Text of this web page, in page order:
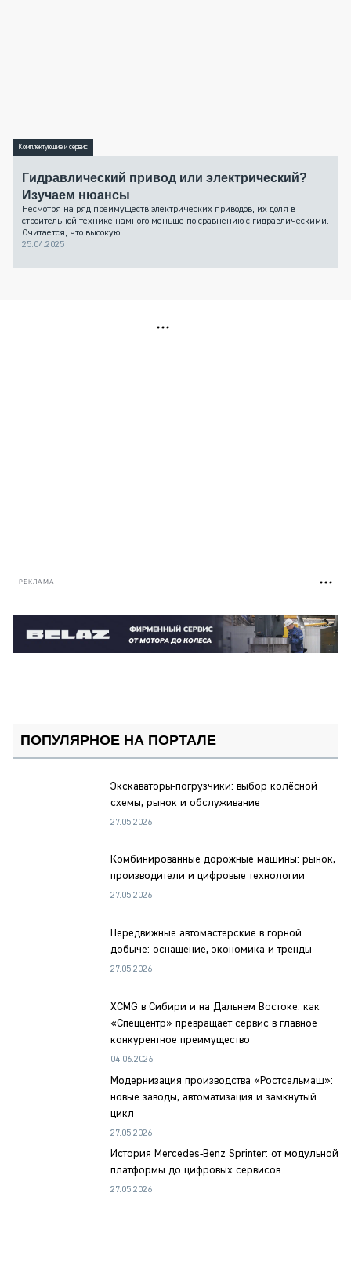
Комплектующие и сервис
Гидравлический привод или электрический?
Изучаем нюансы
Несмотря на ряд преимуществ электрических приводов, их доля в
строительной технике намного меньше по сравнению с гидравлическими.
Считается, что высокую...
25.04.2025
РЕКЛАМА
ПОПУЛЯРНОЕ НА ПОРТАЛЕ
Экскаваторы-погрузчики: выбор колёсной
схемы, рынок и обслуживание
27.05.2026
Комбинированные дорожные машины: рынок,
производители и цифровые технологии
27.05.2026
Передвижные автомастерские в горной
добыче: оснащение, экономика и тренды
27.05.2026
XCMG в Сибири и на Дальнем Востоке: как
«Спеццентр» превращает сервис в главное
конкурентное преимущество
04.06.2026
Модернизация производства «Ростсельмаш»:
новые заводы, автоматизация и замкнутый
цикл
27.05.2026
История Mercedes-Benz Sprinter: от модульной
платформы до цифровых сервисов
27.05.2026